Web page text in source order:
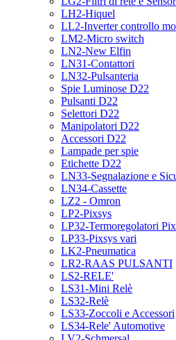
LH2-Hiquel
LL2-Inverter controllo
LM2-Micro switch
LN2-New Elfin
LN31-Contattori
LN32-Pulsanteria
Spie Luminose D22
Pulsanti D22
Selettori D22
Manipolatori D22
Accessori D22
Lampade per spie
Etichette D22
LN33-Segnalazione e
LN34-Cassette
LZ2 - Omron
LP2-Pixsys
LP32-Termoregolatori
LP33-Pixsys vari
LK2-Pneumatica
LR2-RAAS PULSANTI
LS2-RELE'
LS31-Mini Relè
LS32-Relè
LS33-Zoccoli e Accessori
LS34-Rele' Automotive